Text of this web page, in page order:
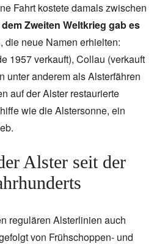
Fahrt kostete damals zwischen
Zweiten Weltkrieg gab es
, die neue Namen erhielten:
1957 verkauft), Collau (verkauft
unter anderem als Alsterfähren
auf der Alster restaurierte
wie die Alstersonne, ein
Alster seit der
regulären Alsterlinien auch
von Frühschoppen- und